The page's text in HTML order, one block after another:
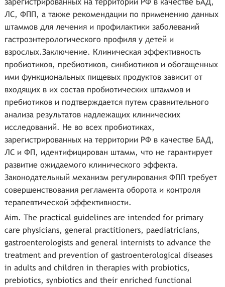
зарегистрированных на территории РФ в качестве БАД,
ЛС, ФПП, а также рекомендации по применению данных
штаммов для лечения и профилактики заболеваний
гастроэнтерологического профиля у детей и
взрослых.Заключение. Клиническая эффективность
пробиотиков, пребиотиков, синбиотиков и обогащенных
ими функциональных пищевых продуктов зависит от
входящих в их состав пробиотических штаммов и
пребиотиков и подтверждается путем сравнительного
анализа результатов надлежащих клинических
исследований. Не во всех пробиотиках,
зарегистрированных на территории РФ в качестве БАД,
ЛС и ФП, идентифицирован штамм, что не гарантирует
развитие ожидаемого клинического эффекта.
Законодательный механизм регулирования ФПП требует
совершенствования регламента оборота и контроля
терапевтической эффективности.
Aim. The practical guidelines are intended for primary
care physicians, general practitioners, paediatricians,
gastroenterologists and general internists to advance the
treatment and prevention of gastroenterological diseases
in adults and children in therapies with probiotics,
prebiotics, synbiotics and their enriched functional